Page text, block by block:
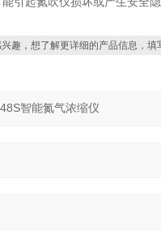
趣，想了解更详细的产品信息，填